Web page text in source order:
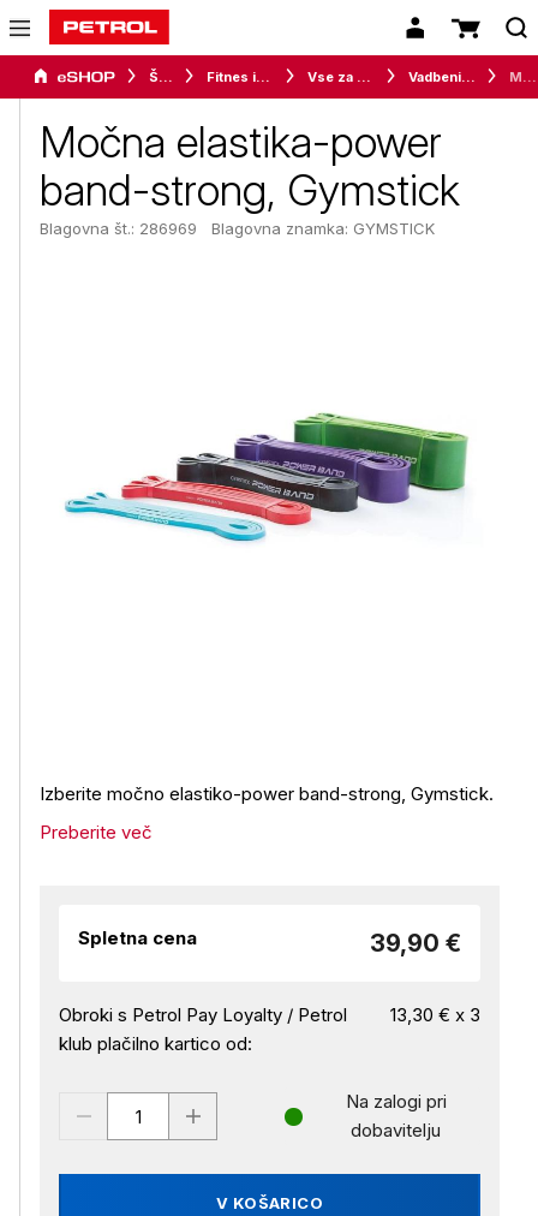
Šport Fitnes in vadba Vse za vadbo Vadbeni pripomočki
Močna elastika-power
band-strong, Gymstick
Blagovna št.: 286969 Blagovna znamka: GYMSTICK
Izberite močno elastiko-power band-strong, Gymstick.
Preberite več
Spletna cena 39,90 €
Obroki s Petrol Pay Loyalty / Petrol
klub plačilno kartico od:
13,30 € x 3
V KOŠARICO
Na zalogi pri
dobavitelju